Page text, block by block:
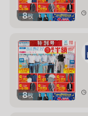
8枚
8枚